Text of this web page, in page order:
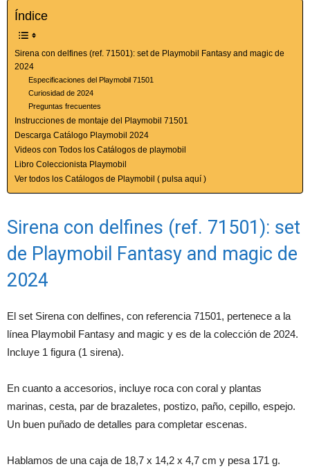
Índice
Sirena con delfines (ref. 71501): set de Playmobil Fantasy and magic de
2024
Especificaciones del Playmobil 71501
Curiosidad de 2024
Preguntas frecuentes
Instrucciones de montaje del Playmobil 71501
Descarga Catálogo Playmobil 2024
Videos con Todos los Catálogos de playmobil
Libro Coleccionista Playmobil
Ver todos los Catálogos de Playmobil ( pulsa aquí )
Sirena con delfines (ref. 71501): set
de Playmobil Fantasy and magic de
2024
El set Sirena con delfines, con referencia 71501, pertenece a la
línea Playmobil Fantasy and magic y es de la colección de 2024.
Incluye 1 figura (1 sirena).
En cuanto a accesorios, incluye roca con coral y plantas
marinas, cesta, par de brazaletes, postizo, paño, cepillo, espejo.
Un buen puñado de detalles para completar escenas.
Hablamos de una caja de 18,7 x 14,2 x 4,7 cm y pesa 171 g.